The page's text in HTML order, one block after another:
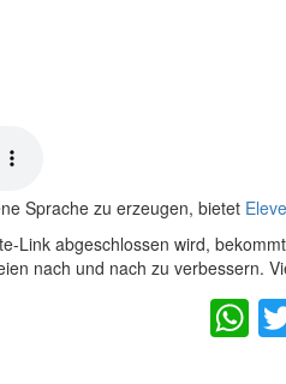
Sprache zu erzeugen, bietet
Link abgeschlossen wird,
nach und nach zu verbessern.